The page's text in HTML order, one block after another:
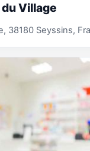
Village
38180 Seyssins,